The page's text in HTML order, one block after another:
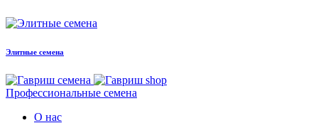
Элитные семена
Профессиональные семена
О нас